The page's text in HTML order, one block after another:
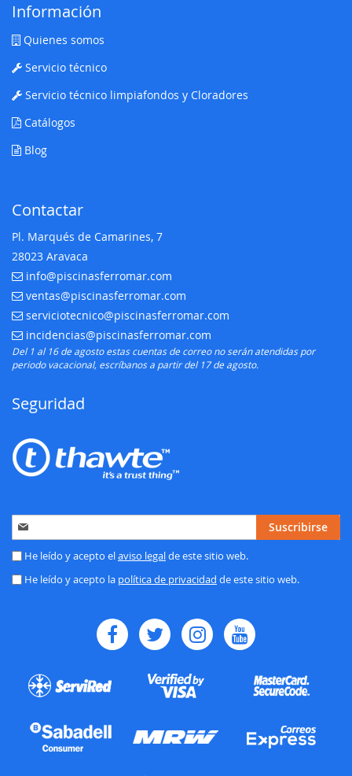
Información
Quienes somos
Servicio técnico
Servicio técnico limpiafondos y Cloradores
Catálogos
Blog
Contactar
Pl. Marqués de Camarines, 7
28023 Aravaca
E-mail:
info@piscinasferromar.com
E-mail:
ventas@piscinasferromar.com
E-mail:
serviciotecnico@piscinasferromar.com
E-mail:
incidencias@piscinasferromar.com
Del 1 al 16 de agosto estas cuentas de correo no serán atendidas por
periodo vacacional, escríbanos a partir del 17 de agosto.
Seguridad
Inscríbase
a
nuestro
de
Suscribirse
He leído y acepto elaviso legalde este sitio web.
He leído y acepto la política de privacidad de este sitio web.